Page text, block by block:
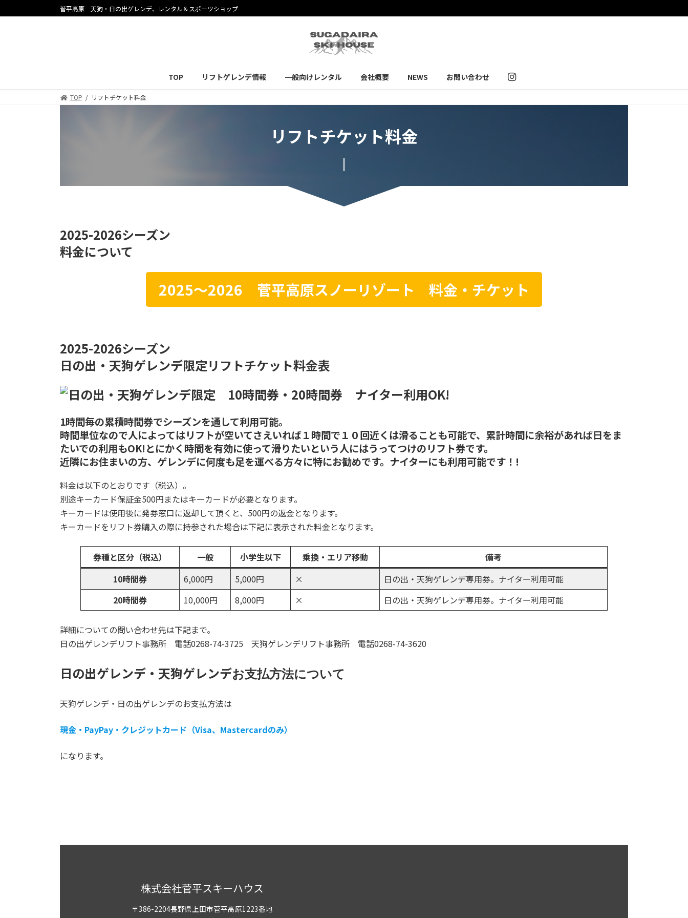
ン
ビ
菅平高原 天狗・日の出ゲレンデ、レンタル＆スポーツショップ
TOP リフトゲレンデ情報 一般向けレンタル 会社概要 NEWS お問い合わせ
TOP リフトチケット料金
リフトチケット料金
2025-2026シーズン
料金について
2025～2026 菅平高原スノーリゾート 料金・チケット
2025-2026シーズン
日の出・天狗ゲレンデ限定リフトチケット料金表
1時間毎の累積時間券でシーズンを通して利用可能。
時間単位なので人によってはリフトが空いてさえいれば１時間で１０回近くは滑ることも可能で、累計時間に余裕があれば日をま
たいでの利用もOK!とにかく時間を有効に使って滑りたいという人にはうってつけのリフト券です。
近隣にお住まいの方、ゲレンデに何度も足を運べる方々に特にお勧めです。ナイターにも利用可能です！!
料金は以下のとおりです（税込）。
別途キーカード保証金500円またはキーカードが必要となります。
キーカードは使用後に発券窓口に返却して頂くと、500円の返金となります。
キーカードをリフト券購入の際に持参された場合は下記に表示された料金となります。
券種と区分（税込） 一般 小学生以下 乗換・エリア移動
備考
10時間券
6,000円 5,000円 ×
日の出・天狗ゲレンデ専用券。ナイター利用可能
20時間券
10,000円 8,000円 × 日の出・天狗ゲレンデ専用券。ナイター利用可能
詳細についての問い合わせ先は下記まで。
日の出ゲレンデリフト事務所 電話0268-74-3725 天狗ゲレンデリフト事務所 電話0268-74-3620
日の出ゲレンデ・天狗ゲレンデお支払方法について
天狗ゲレンデ・日の出ゲレンデのお支払方法は
現金・PayPay・クレジットカード（Visa、Mastercardのみ）
になります。
株式会社菅平スキーハウス
〒386-2204長野県上田市菅平高原1223番地